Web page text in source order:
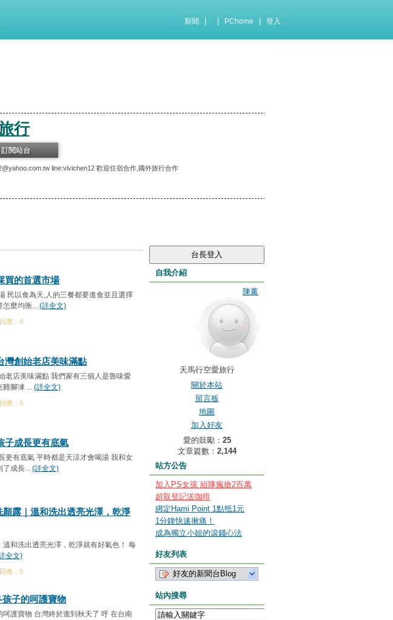
新聞 PChome 登入
行
line:vivichen12 歡迎住宿合作,國外旅行合作
訂閱站台
買的首選市場
民以食為天,人的三餐都要進食並且選擇
怎麼均衡... (詳全文)
應：0
灣創始老店美味滿點
老店美味滿點 我們家有三個人是魯味愛
雞腳凍 ... (詳全文)
應：0
子成長更有底氣
更有底氣 平時都是天涼才會喝湯 我和女
了成長... (詳全文)
露｜溫和洗出透亮光澤，乾淨
溫和洗出透亮光澤，乾淨就有好氣色！ 每
全文)
應：0
子的呵護寶物
護寶物 台灣終於進到秋天了 呼 在台南
自我介紹
陳薰
天馬行空愛旅行
關於本站
留言板
地圖
加入好友
愛的鼓勵： 25
文章篇數： 2,144
站方公告
加入PS女孩 組隊瘋搶2百萬
超取登記送咖啡
綁定Hami Point 1點抵1元
1分鐘快速揪痛！
成為獨立小姐的滾錢心法
好友列表
好友的新聞台Blog
站內搜尋